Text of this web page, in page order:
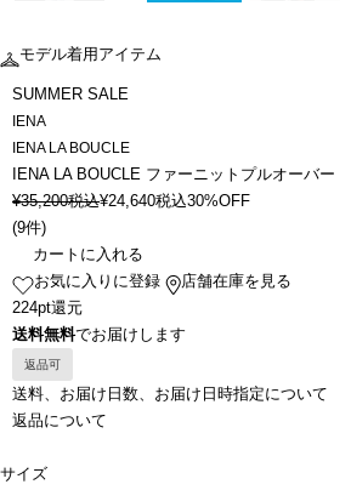
モデル着用アイテム
SUMMER SALE
IENA
IENA LA BOUCLE
IENA LA BOUCLE ファーニットプルオーバー
¥35,200税込¥24,640税込30%OFF
(9件)
カートに入れる
お気に入りに登録
店舗在庫を見る
224pt還元
送料無料でお届けします
返品可
送料、お届け日数、お届け日時指定について
返品について
サイズ